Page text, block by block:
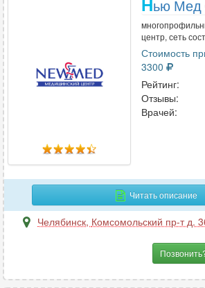
ью Мед
центр, сеть
Стоимость
3300
Рейтинг:
Отзывы:
Врачей:
Читать описание
Челябинск, Комсомольский пр-т д.